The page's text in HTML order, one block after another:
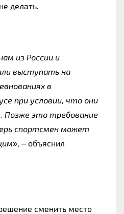
делать.
из России и
выступать на
в
при условии, что они
Позже это требование
спортсмен может
», – объяснил
сменить место